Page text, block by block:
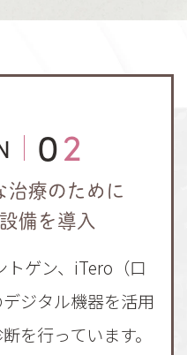
02
治療のために
備を導入
トゲン、iTero（口
ジタル機器を活用
を行っています。